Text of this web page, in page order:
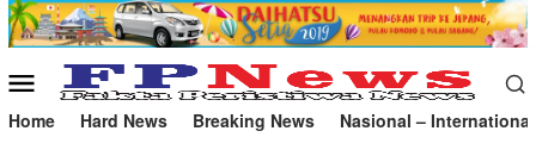
Loncat
ke
Menu
Mobile
Home Hard News Breaking News Nasional – International